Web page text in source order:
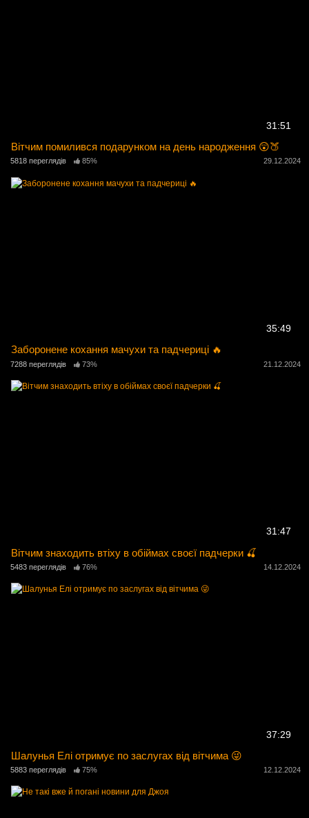
31:51
Вітчим помилився подарунком на день народження 😲🍑
5818 переглядів 85% 29.12.2024
35:49
Заборонене кохання мачухи та падчериці 🔥
7288 переглядів 73% 21.12.2024
31:47
Вітчим знаходить втіху в обіймах своєї падчерки 🍒
5483 переглядів 76% 14.12.2024
37:29
Шалунья Елі отримує по заслугах від вітчима 😜
5883 переглядів 75% 12.12.2024